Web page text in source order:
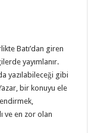
Batı’dan giren
yayımlanır.
yazılabileceği gibi
bir konuyu ele
ve en zor olan